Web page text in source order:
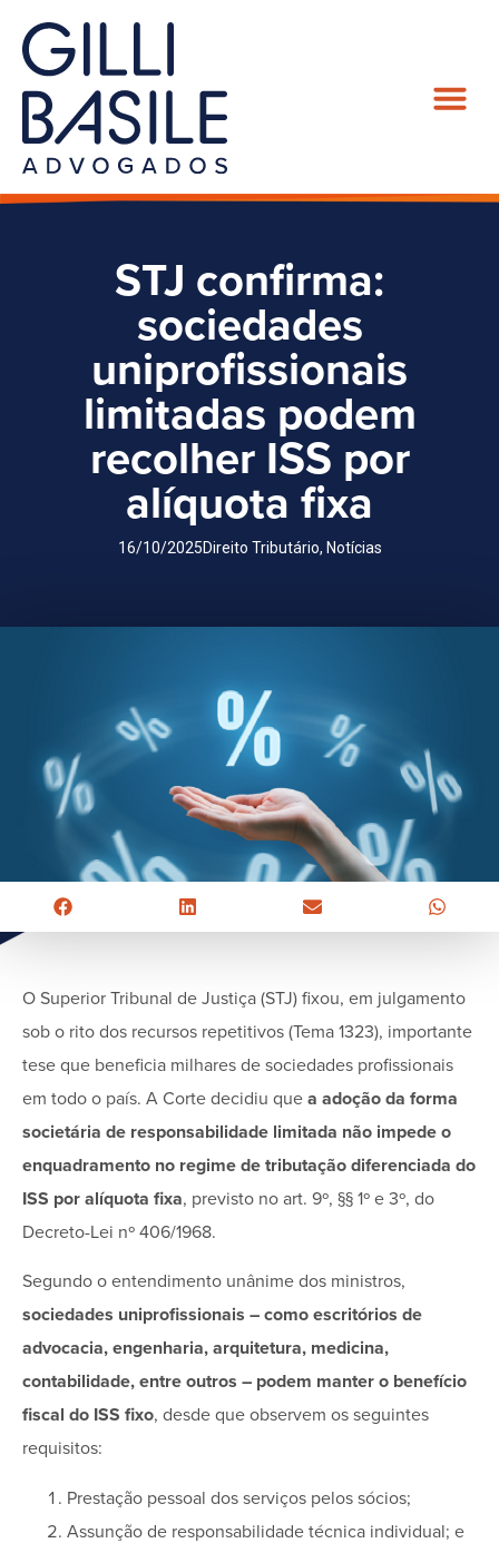
STJ confirma:
sociedades
uniprofissionais
limitadas podem
recolher ISS por
alíquota fixa
16/10/2025Direito Tributário, Notícias
O Superior Tribunal de Justiça (STJ) fixou, em julgamento
sob o rito dos recursos repetitivos (Tema 1323), importante
tese que beneficia milhares de sociedades profissionais
em todo o país. A Corte decidiu que a adoção da forma
societária de responsabilidade limitada não impede o
enquadramento no regime de tributação diferenciada do
ISS por alíquota fixa, previsto no art. 9º, §§ 1º e 3º, do
Decreto-Lei nº 406/1968.
Segundo o entendimento unânime dos ministros,
sociedades uniprofissionais – como escritórios de
advocacia, engenharia, arquitetura, medicina,
contabilidade, entre outros – podem manter o benefício
fiscal do ISS fixo, desde que observem os seguintes
requisitos:
Prestação pessoal dos serviços pelos sócios;
Assunção de responsabilidade técnica individual; e